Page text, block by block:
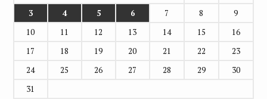
3
4 5 6 7 8
9
10
11 12 13 14 15
16
17
18 19 20 21 22
23
24
25 26 27 28 29
30
31